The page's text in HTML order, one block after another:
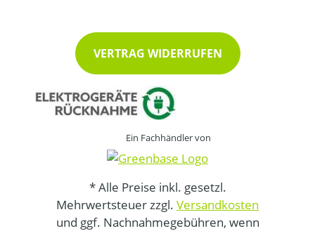
VERTRAG WIDERRUFEN
Ein Fachhändler von
* Alle Preise inkl. gesetzl.
Mehrwertsteuer zzgl. Versandkosten
und ggf. Nachnahmegebühren, wenn